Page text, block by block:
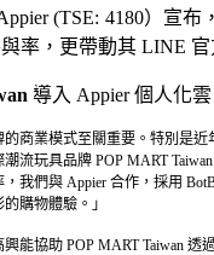
(TSE: 4180）宣布
率，更帶動其 LINE
導入 Appier 個人化
商業模式至關重要。特別是近
流玩具品牌 POP MART
我們與 Appier 合作，採用
購物體驗。」
興能協助 POP MART Taiwan